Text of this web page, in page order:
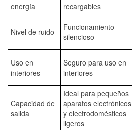
energía
recargables
Nivel de ruido
Funcionamiento
silencioso
Uso en
interiores
Seguro para uso en
interiores
Capacidad de
salida
Ideal para pequeños
aparatos electrónicos
y electrodomésticos
ligeros